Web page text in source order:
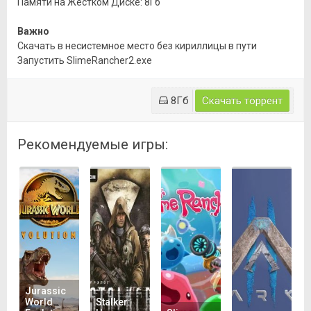
Памяти на Жестком Диске: 8Гб
Важно
Скачать в несистемное место без кириллицы в пути
Запустить SlimeRancher2.exe
8Гб Скачать торрент
Рекомендуемые игры:
Jurassic
World
Stalker: